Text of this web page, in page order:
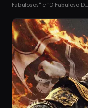
Fabulosos" e "O Fabuloso D…